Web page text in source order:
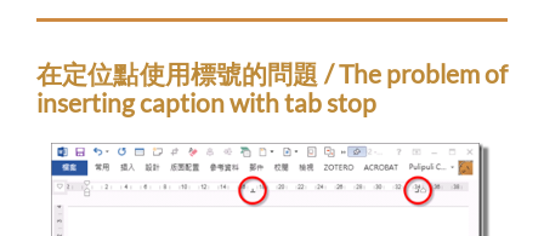
在定位點使用標號的問題 / The problem of
inserting caption with tab stop